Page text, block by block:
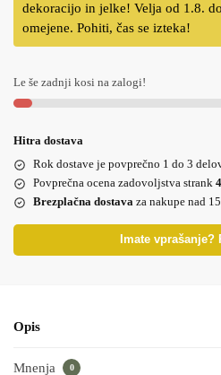
dekoracijo in jelke! Velja od 1.8.
omejene. Pohiti, čas se izteka!
Le še zadnji kosi na zalogi!
Hitra dostava
Rok dostave je povprečno 1 do 3
Povprečna ocena zadovoljstva strank
Brezplačna dostava za nakupe nad
Imate vprašanje?
Opis
Mnenja 0